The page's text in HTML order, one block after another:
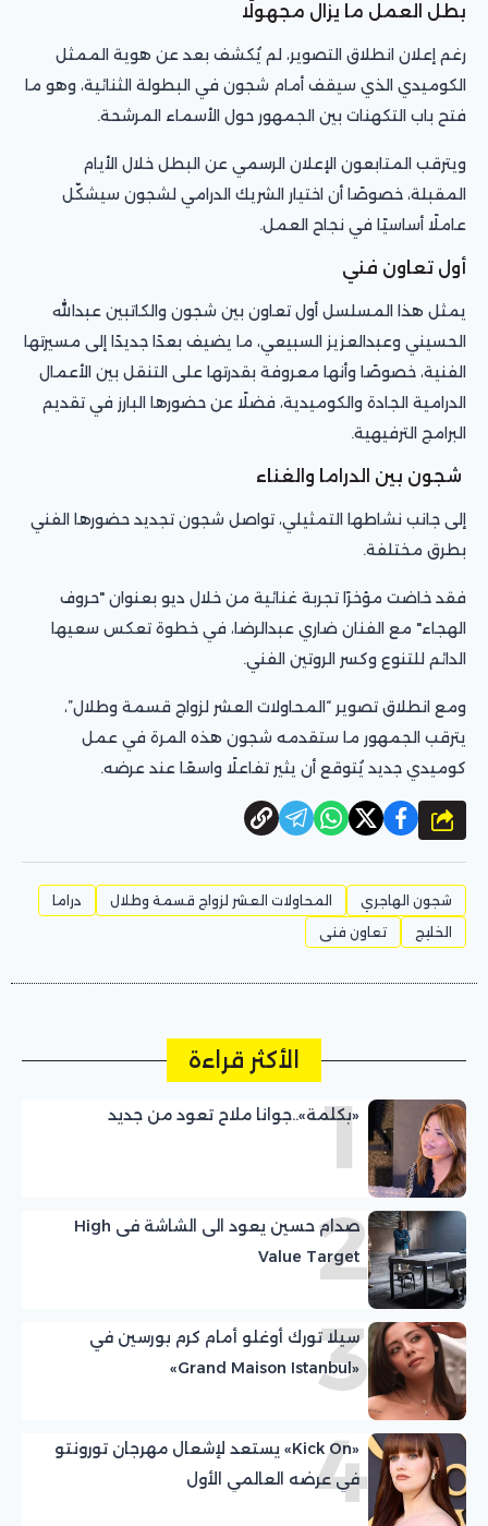
بطل العمل ما يزال مجهولًا
رغم إعلان انطلاق التصوير، لم يُكشف بعد عن هوية الممثل
الكوميدي الذي سيقف أمام شجون في البطولة الثنائية، وهو ما
فتح باب التكهنات بين الجمهور حول الأسماء المرشحة.
ويترقب المتابعون الإعلان الرسمي عن البطل خلال الأيام
المقبلة، خصوصًا أن اختيار الشريك الدرامي لشجون سيشكّل
عاملًا أساسيًا في نجاح العمل.
أول تعاون فني
يمثل هذا المسلسل أول تعاون بين شجون والكاتبين عبدالله
الحسيني وعبدالعزيز السبيعي، ما يضيف بعدًا جديدًا إلى مسيرتها
الفنية، خصوصًا وأنها معروفة بقدرتها على التنقل بين الأعمال
الدرامية الجادة والكوميدية، فضلًا عن حضورها البارز في تقديم
البرامج الترفيهية.
شجون بين الدراما والغناء
إلى جانب نشاطها التمثيلي، تواصل شجون تجديد حضورها الفني
بطرق مختلفة.
فقد خاضت مؤخرًا تجربة غنائية من خلال ديو بعنوان "حروف
الهجاء" مع الفنان ضاري عبدالرضا، في خطوة تعكس سعيها
الدائم للتنوع وكسر الروتين الفني.
ومع انطلاق تصوير “المحاولات العشر لزواج قسمة وطلال”،
يترقب الجمهور ما ستقدمه شجون هذه المرة في عمل
كوميدي جديد يُتوقع أن يثير تفاعلًا واسعًا عند عرضه.
شارك
شجون الهاجري المحاولات العشر لزواج قسمة وطلال
دراما
الخليج
تعاون فنى
الأكثر قراءة
1
«بكلمة»..جوانا ملاح تعود من جديد
2
صدام حسين يعود الى الشاشة فى High
Value Target
3
سيلا تورك أوغلو أمام كرم بورسين في
«Grand Maison Istanbul»
4
«Kick On» يستعد لإشعال مهرجان تورونتو
في عرضه العالمي الأول